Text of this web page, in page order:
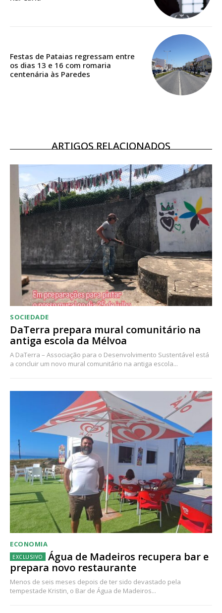
Escolha o plano
DIGITAL ANUAL
16€
12 meses
Acesso ao conteúdo online
Acesso aos conteúdos Exclusivos para
assinantes
Ofertas para assinatura anual
Escolha o plano
Festas de Pataias regressam entre
os dias 13 e 16 com romaria
centenária às Paredes
ARTIGOS RELACIONADOS
SOCIEDADE
DaTerra prepara mural comunitário na
antiga escola da Mélvoa
A DaTerra – Associação para o Desenvolvimento Sustentável está
a concluir um novo mural comunitário na antiga escola...
ECONOMIA
Água de Madeiros recupera bar e
prepara novo restaurante
Menos de seis meses depois de ter sido devastado pela
tempestade Kristin, o Bar de Água de Madeiros...